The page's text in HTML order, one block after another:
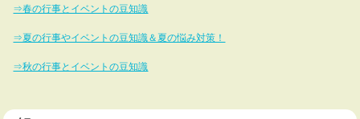
⇒春の行事とイベントの豆知識
⇒夏の行事やイベントの豆知識＆夏の悩み対策！
⇒秋の行事とイベントの豆知識